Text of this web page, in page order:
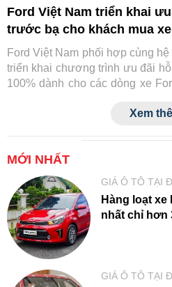
Ford Việt Nam triển khai
trước bạ cho khách mua xe
Ford Việt Nam phối hợp cùng
triển khai chương trình ưu đãi
100% dành cho các dòng xe
Xem
MỚI NHẤT
GIÁ Ô TÔ TẠI
Hàng loạt xe
nhất chỉ hơn
GIÁ Ô TÔ TẠI